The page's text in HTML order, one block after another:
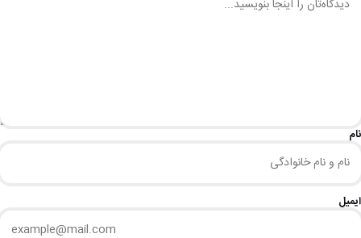
نام
ایمیل